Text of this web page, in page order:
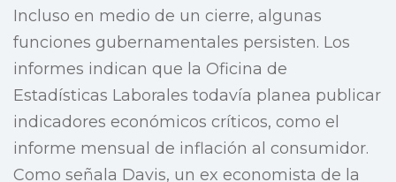
Incluso en medio de un cierre, algunas
funciones gubernamentales persisten. Los
informes indican que la Oficina de
Estadísticas Laborales todavía planea publicar
indicadores económicos críticos, como el
informe mensual de inflación al consumidor.
Como señala Davis, un ex economista de la